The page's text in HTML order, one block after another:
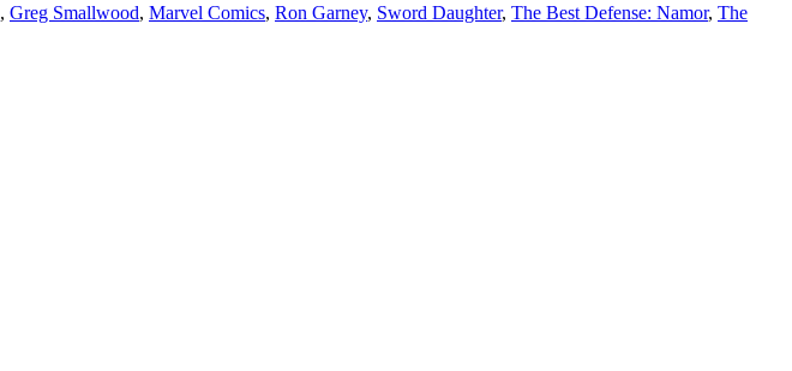
, Greg Smallwood, Marvel Comics, Ron Garney, Sword Daughter, The Best Defense: Namor, The